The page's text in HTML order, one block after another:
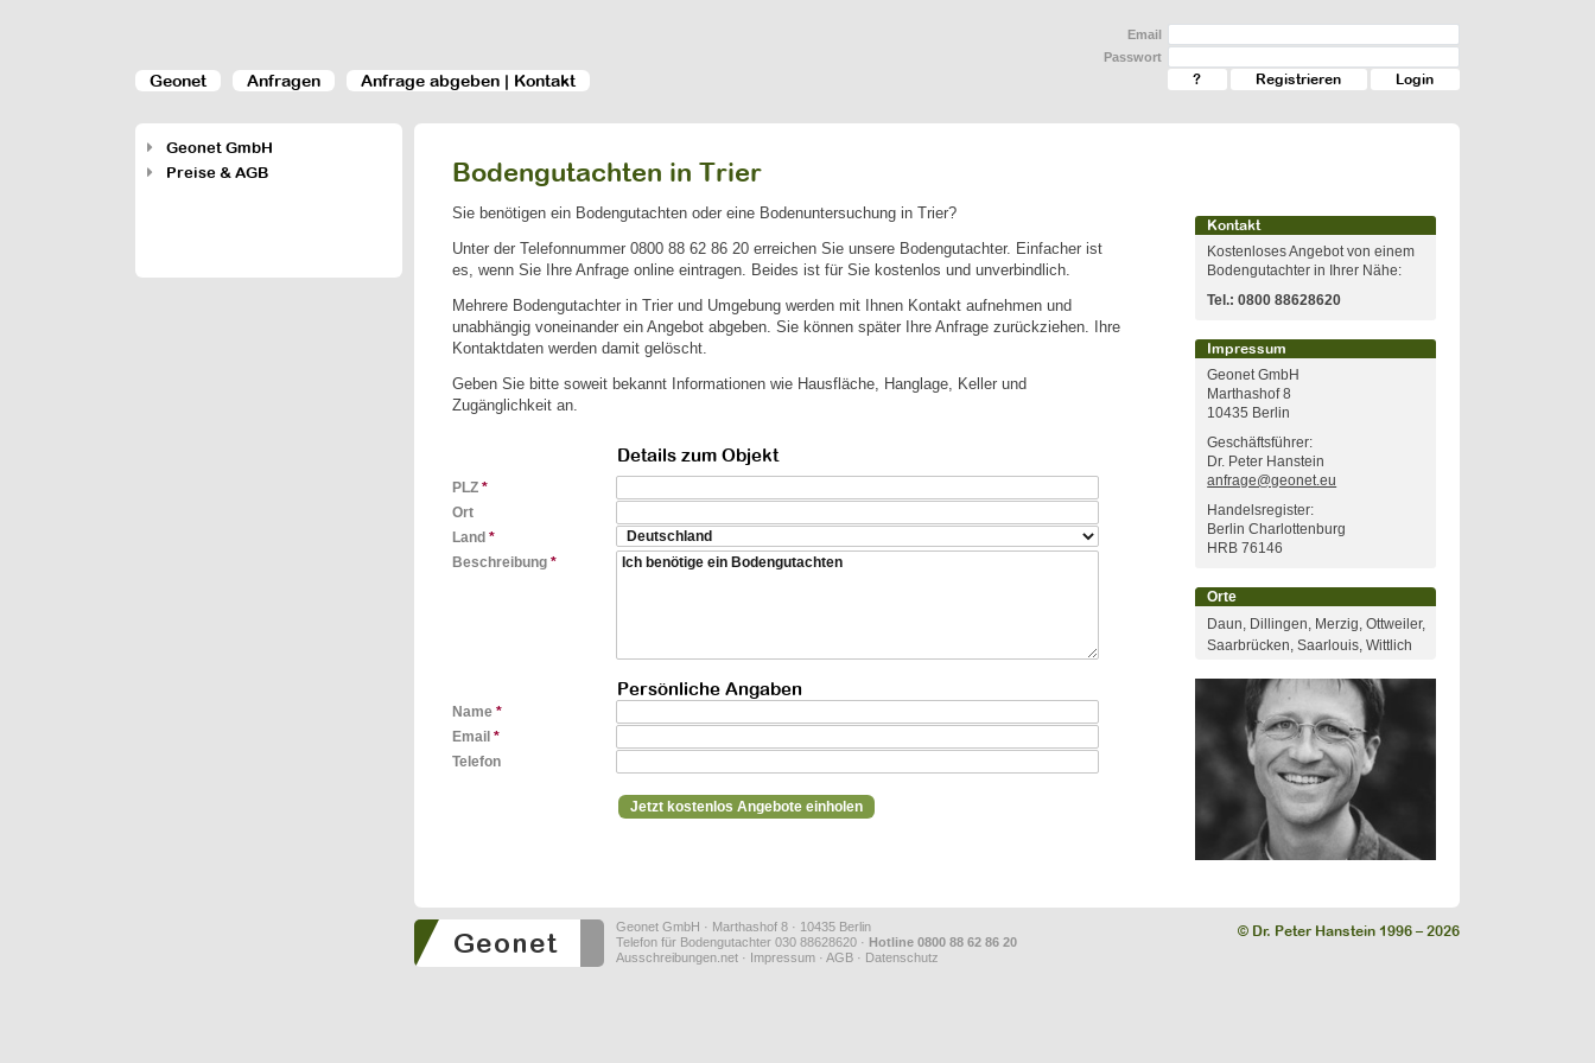
Geonet Anfragen Anfrage abgeben | Kontakt
Email
Passwort
? Registrieren
Geonet GmbH
Preise & AGB
Bodengutachten in Trier
Sie benötigen ein Bodengutachten oder eine Bodenuntersuchung in Trier?
Unter der Telefonnummer 0800 88 62 86 20erreichen Sie unsere Bodengutachter. Einfacher ist
es, wenn Sie Ihre Anfrage online eintragen. Beides ist für Sie kostenlos und unverbindlich.
Mehrere Bodengutachter in Trier und Umgebung werden mit Ihnen Kontakt aufnehmen und
unabhängig voneinander ein Angebot abgeben. Sie können später Ihre Anfrage zurückziehen. Ihre
Kontaktdaten werden damit gelöscht.
Geben Sie bitte soweit bekannt Informationen wie Hausfläche, Hanglage, Keller und
Zugänglichkeit an.
Details zum Objekt
PLZ *
Ort
Land *
Beschreibung *
Persönliche Angaben
Name *
Email *
Telefon
Kontakt
Kostenloses Angebot von einem
Bodengutachter in Ihrer Nähe:
Tel.:0800 88628620
Impressum
Geonet GmbH
Marthashof 8
10435 Berlin
Geschäftsführer:
Dr. Peter Hanstein
anfrage@geonet.eu
Handelsregister:
Berlin Charlottenburg
HRB 76146
Orte
Daun, Dillingen, Merzig, Ottweiler,
Saarbrücken, Saarlouis, Wittlich
Geonet GmbH · Marthashof 8 · 10435 Berlin
Telefon für Bodengutachter 030 88628620 · Hotline 0800 88 62 86 20
Ausschreibungen.net· Impressum· AGB· Datenschutz
© Dr. Peter Hanstein 1996 – 2026